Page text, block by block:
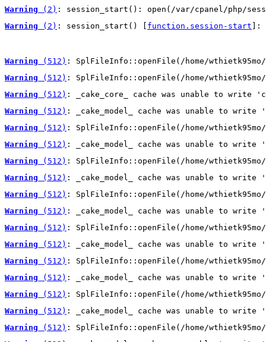
Warning (2) : session_start(): open(/var/cpanel/php/
Warning (2) : session_start() [ function.session-start ]:
Warning (512) : SplFileInfo::openFile(/home/wthietk95mo/
Warning (512) : SplFileInfo::openFile(/home/
Warning (512) : _cake_core_ cache was unable to write
Warning (512) : _cake_model_ cache was unable to
Warning (512) : SplFileInfo::openFile(/home/wthietk95mo/
Warning (512) : _cake_model_ cache was unable to
Warning (512) : SplFileInfo::openFile(/home/wthietk95mo/
Warning (512) : _cake_model_ cache was unable to
Warning (512) : SplFileInfo::openFile(/home/wthietk95mo/
Warning (512) : _cake_model_ cache was unable to
Warning (512) : SplFileInfo::openFile(/home/wthietk95mo/
Warning (512) : _cake_model_ cache was unable to
Warning (512) : SplFileInfo::openFile(/home/wthietk95mo/
Warning (512) : _cake_model_ cache was unable to
Warning (512) : SplFileInfo::openFile(/home/wthietk95mo/
Warning (512) : _cake_model_ cache was unable to
Warning (512) : SplFileInfo::openFile(/home/wthietk95mo/